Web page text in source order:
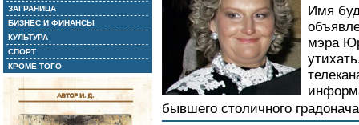
ЗАГРАНИЦА
БИЗНЕС И ФИНАНСЫ
КУЛЬТУРА
СПОРТ
КРОМЕ ТОГО
Имя
мэра
бывшего столичного